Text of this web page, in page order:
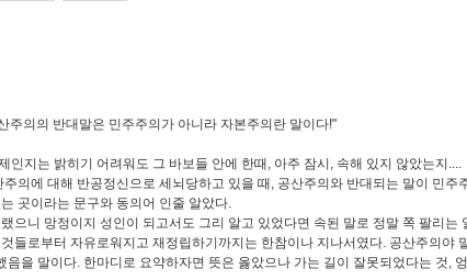
주의의 반대말은 민주주의가 아니라 자본주의란 말이다!"
인지는 밝히기 어려워도 그 바보들 안에 한때, 아주 잠시, 속해 있지 않았는지....
주의에 대해 반공정신으로 세뇌당하고 있을 때, 공산주의와 반대되는 말이 민주
곳이라는 문구와 동의어 인줄 알았다.
으니 망정이지 성인이 되고서도 그리 알고 있었다면 속된 말로 정말 쪽 팔리는
들로부터 자유로워지고 재정립하기까지는 한참이나 지나서였다. 공산주의야
음을 말이다. 한마디로 요약하자면 뜻은 옳았으나 가는 길이 잘못되었다는 것,